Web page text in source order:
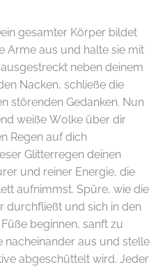
gesamter Körper bildet
Arme aus und halte sie mit
neben deinem
Nacken, schließe die
störenden Gedanken. Nun
weiße Wolke über dir
Regen auf dich
Glitterregen deinen
und reiner Energie, die
aufnimmst. Spüre, wie die
durchfließt und sich in den
beginnen, sanft zu
nacheinander aus und stelle
abgeschüttelt wird. Jeder